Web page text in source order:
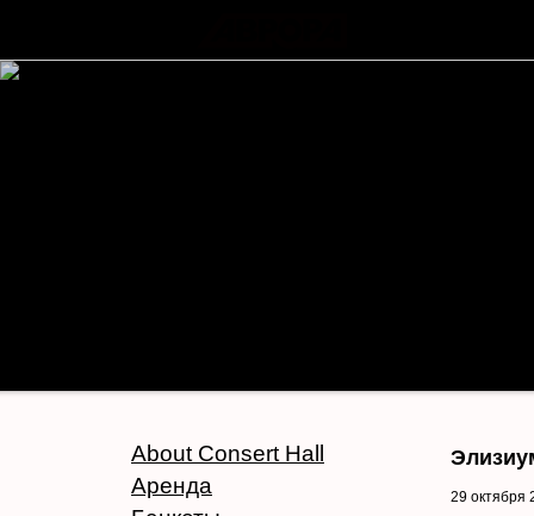
About Consert Hall
Аренда
29 октября